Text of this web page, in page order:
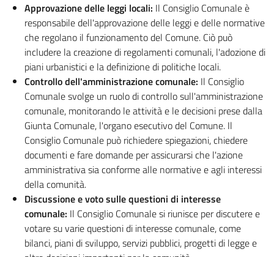
Approvazione delle leggi locali: Il Consiglio Comunale è
responsabile dell'approvazione delle leggi e delle normative
che regolano il funzionamento del Comune. Ciò può
includere la creazione di regolamenti comunali, l'adozione di
piani urbanistici e la definizione di politiche locali.
Controllo dell'amministrazione comunale: Il Consiglio
Comunale svolge un ruolo di controllo sull'amministrazione
comunale, monitorando le attività e le decisioni prese dalla
Giunta Comunale, l'organo esecutivo del Comune. Il
Consiglio Comunale può richiedere spiegazioni, chiedere
documenti e fare domande per assicurarsi che l'azione
amministrativa sia conforme alle normative e agli interessi
della comunità.
Discussione e voto sulle questioni di interesse
comunale: Il Consiglio Comunale si riunisce per discutere e
votare su varie questioni di interesse comunale, come
bilanci, piani di sviluppo, servizi pubblici, progetti di legge e